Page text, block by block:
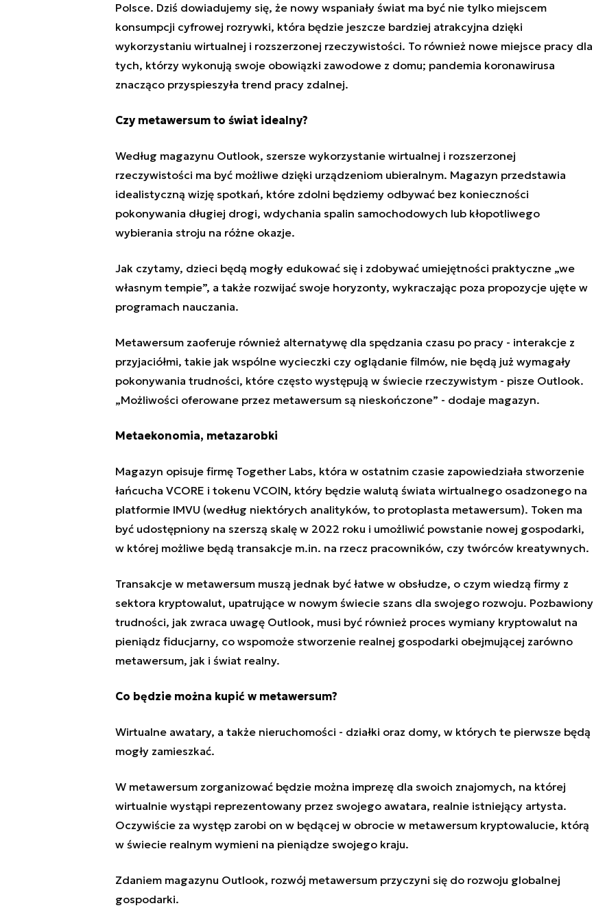
Polsce. Dziś dowiadujemy się, że nowy wspaniały świat ma być nie tylko miejscem
konsumpcji cyfrowej rozrywki, która będzie jeszcze bardziej atrakcyjna dzięki
wykorzystaniu wirtualnej i rozszerzonej rzeczywistości. To również nowe miejsce pracy dla
tych, którzy wykonują swoje obowiązki zawodowe z domu; pandemia koronawirusa
znacząco przyspieszyła trend pracy zdalnej.
Czy metawersum to świat idealny?
Według magazynu Outlook, szersze wykorzystanie wirtualnej i rozszerzonej
rzeczywistości ma być możliwe dzięki urządzeniom ubieralnym. Magazyn przedstawia
idealistyczną wizję spotkań, które zdolni będziemy odbywać bez konieczności
pokonywania długiej drogi, wdychania spalin samochodowych lub kłopotliwego
wybierania stroju na różne okazje.
Jak czytamy, dzieci będą mogły edukować się i zdobywać umiejętności praktyczne „we
własnym tempie”, a także rozwijać swoje horyzonty, wykraczając poza propozycje ujęte w
programach nauczania.
Metawersum zaoferuje również alternatywę dla spędzania czasu po pracy- interakcje z
przyjaciółmi, takie jak wspólne wycieczki czy oglądanie filmów, nie będą już wymagały
pokonywania trudności, które często występują w świecie rzeczywistym - pisze Outlook.
„Możliwości oferowane przez metawersum są nieskończone” - dodaje magazyn.
Metaekonomia, metazarobki
Magazyn opisuje firmę Together Labs, która w ostatnim czasie zapowiedziała stworzenie
łańcucha VCORE i tokenu VCOIN, który będzie walutą świata wirtualnego osadzonego na
platformie IMVU (według niektórych analityków, to protoplasta metawersum). Token ma
być udostępniony na szerszą skalę w 2022 roku i umożliwić powstanie nowej gospodarki,
w której możliwe będą transakcje m.in. na rzecz pracowników, czy twórców kreatywnych.
Transakcje w metawersum muszą jednak być łatwe w obsłudze, o czym wiedzą firmy z
sektora kryptowalut, upatrujące w nowym świecie szans dla swojego rozwoju. Pozbawiony
trudności, jak zwraca uwagę Outlook, musi być również proces wymiany kryptowalut na
pieniądz fiducjarny, co wspomoże stworzenie realnej gospodarki obejmującej zarówno
metawersum, jak i świat realny.
Co będzie można kupić w metawersum?
Wirtualne awatary, a także nieruchomości - działki oraz domy, w których te pierwsze będą
mogły zamieszkać.
W metawersum zorganizować będzie można imprezę dla swoich znajomych, na której
wirtualnie wystąpi reprezentowany przez swojego awatara, realnie istniejący artysta.
Oczywiście za występ zarobi on w będącej w obrocie w metawersum kryptowalucie, którą
w świecie realnym wymieni na pieniądze swojego kraju.
Zdaniem magazynu Outlook, rozwój metawersum przyczyni się do rozwoju globalnej
gospodarki.